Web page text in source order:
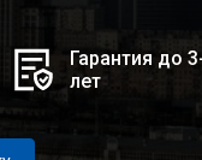
Гарантия до
лет